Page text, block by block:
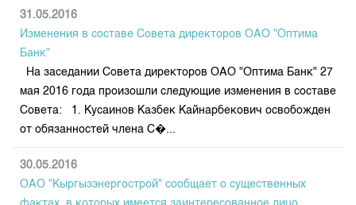
31.05.2016
Изменения в составе Совета директоров ОАО "Оптима
Банк"
На заседании Совета директоров ОАО "Оптима Банк" 27
мая 2016 года произошли следующие изменения в составе
Совета: 1. Кусаинов Казбек Кайнарбекович освобожден
от обязанностей члена С�...
30.05.2016
ОАО "Кыргызэнергострой" сообщает о существенных